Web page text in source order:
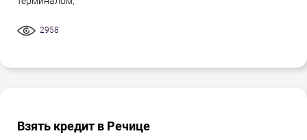
2958
Взять кредит в Речице